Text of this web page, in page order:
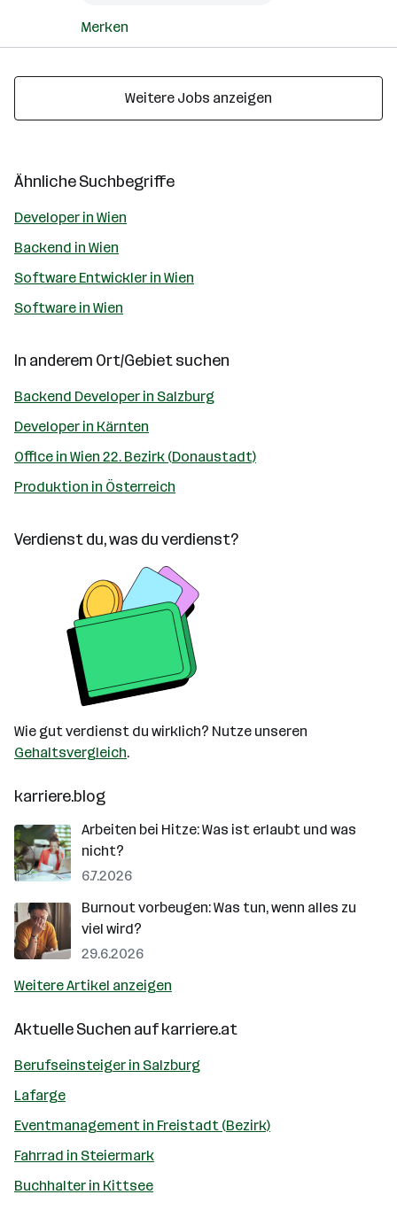
Merken
Weitere Jobs anzeigen
Ähnliche Suchbegriffe
Developer in Wien
Backend in Wien
Software Entwickler in Wien
Software in Wien
In anderem Ort/Gebiet suchen
Backend Developer in Salzburg
Developer in Kärnten
Office in Wien 22. Bezirk (Donaustadt)
Produktion in Österreich
Verdienst du, was du verdienst?
Wie gut verdienst du wirklich? Nutze unseren
Gehaltsvergleich.
karriere.blog
Arbeiten bei Hitze: Was ist erlaubt und was
nicht?
6.7.2026
Burnout vorbeugen: Was tun, wenn alles zu
viel wird?
29.6.2026
Weitere Artikel anzeigen
Aktuelle Suchen aufkarriere.at
Berufseinsteiger in Salzburg
Lafarge
Eventmanagement in Freistadt (Bezirk)
Fahrrad in Steiermark
Buchhalter in Kittsee